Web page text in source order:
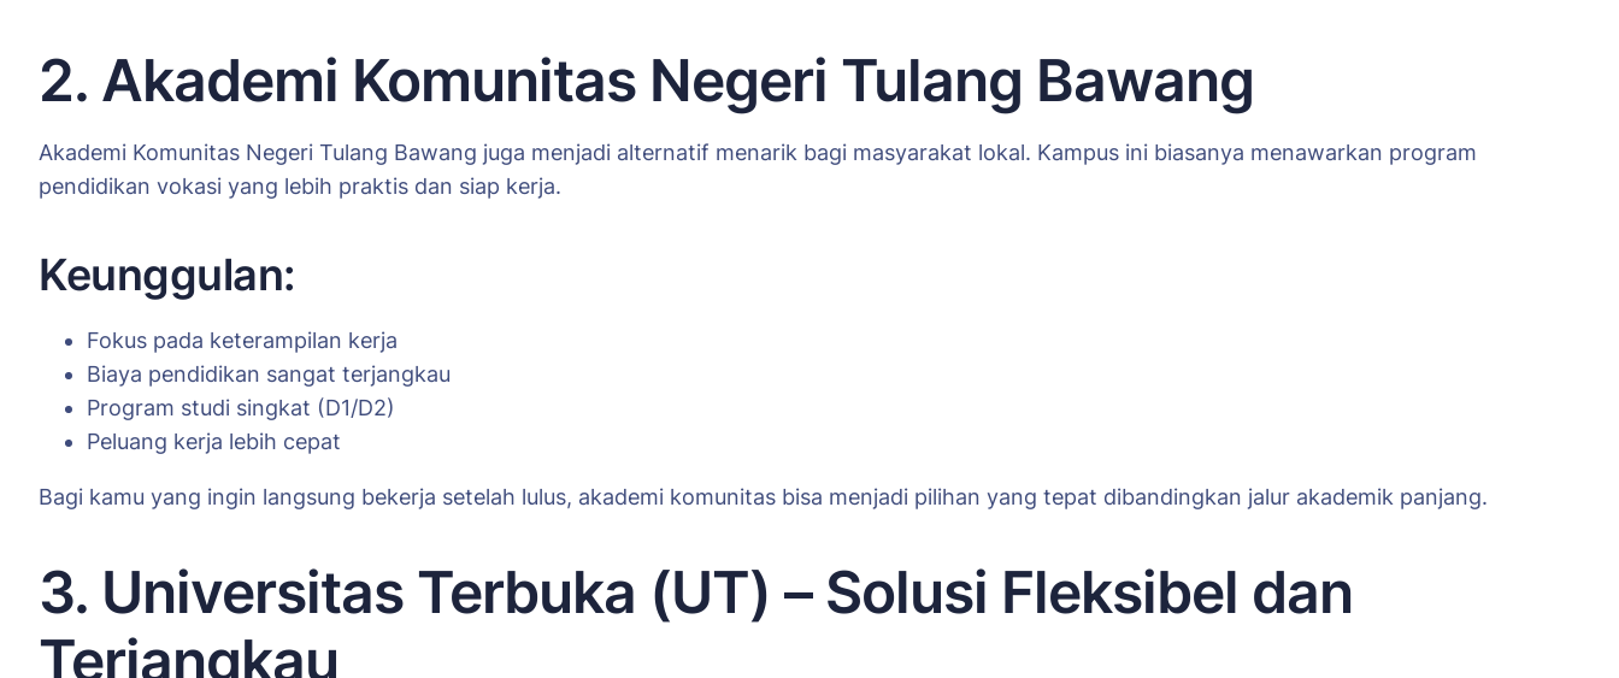
2. Akademi Komunitas Negeri Tulang Bawang
Akademi Komunitas Negeri Tulang Bawang juga menjadi alternatif menarik bagi masyarakat lokal. Kampus ini biasanya menawarkan program
pendidikan vokasi yang lebih praktis dan siap kerja.
Keunggulan:
Fokus pada keterampilan kerja
Biaya pendidikan sangat terjangkau
Program studi singkat (D1/D2)
Peluang kerja lebih cepat
Bagi kamu yang ingin langsung bekerja setelah lulus, akademi komunitas bisa menjadi pilihan yang tepat dibandingkan jalur akademik panjang.
3. Universitas Terbuka (UT) – Solusi Fleksibel dan
Terjangkau